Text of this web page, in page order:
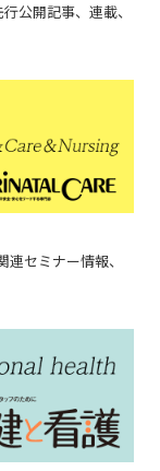
公開記事、連載、
セミナー情報、